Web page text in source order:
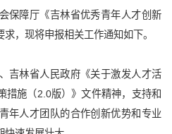
障厅《吉林省优秀青年人才创新
，现将申报相关工作通知如下。
林省人民政府《关于激发人才活
措施（2.0版）》文件精神，支持和
年人才团队的合作创新优势和专业